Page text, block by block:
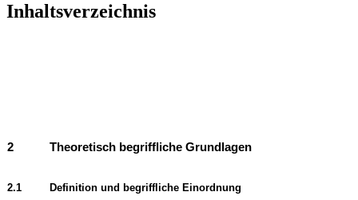
Inhaltsverzeichnis
2 Theoretisch begriffliche Grundlagen
2.1 Definition und begriffliche Einordnung